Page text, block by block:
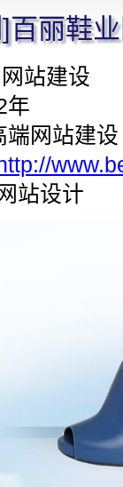
百丽鞋
站建设
年
端网站建设
站设计